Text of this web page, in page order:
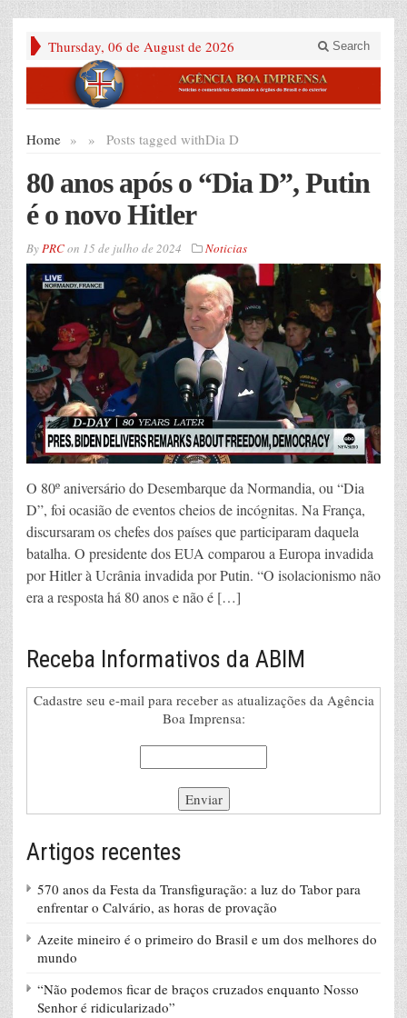
Thursday, 06 de August de 2026 Search
Home » Posts tagged with
» Dia D
80 anos após o “Dia D”, Putin
é o novo Hitler
ByPRCon 15 de julho de 2024 Noticias
O 80º aniversário do Desembarque da Normandia, ou “Dia
D”, foi ocasião de eventos cheios de incógnitas. Na França,
discursaram os chefes dos países que participaram daquela
batalha. O presidente dos EUA comparou a Europa invadida
por Hitler à Ucrânia invadida por Putin. “O isolacionismo não
era a resposta há 80 anos e não é […]
Receba Informativos da ABIM
Cadastre seu e-mail para receber as atualizações da Agência
Boa Imprensa:
Artigos recentes
570 anos da Festa da Transfiguração: a luz do Tabor para
enfrentar o Calvário, as horas de provação
Azeite mineiro é o primeiro do Brasil e um dos melhores do
mundo
“Não podemos ficar de braços cruzados enquanto Nosso
Senhor é ridicularizado”